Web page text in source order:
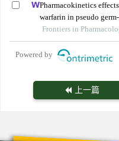
Pharmacokinetics
warfarin in pseudo
Frontiers in
Powered by
上一篇